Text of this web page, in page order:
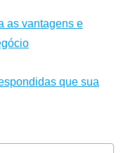
as vantagens e
que sua